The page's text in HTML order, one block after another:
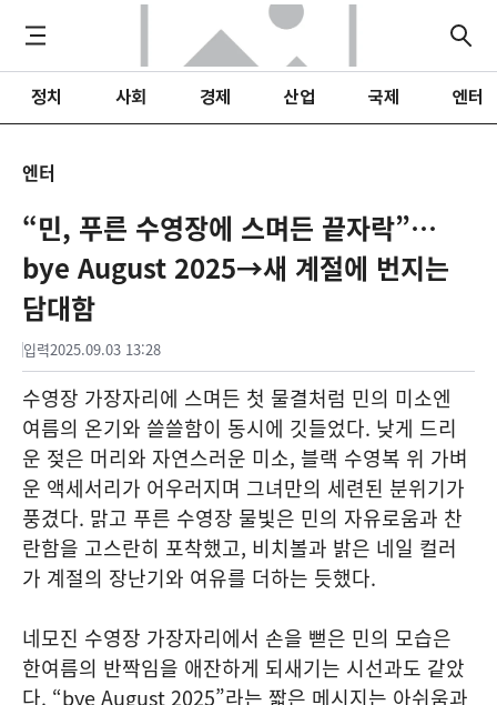
정치 사회 경제 산업 국제 엔터
엔터
“민, 푸른 수영장에 스며든 끝자락”…
bye August 2025→새 계절에 번지는
담대함
입력2025.09.03 13:28
수영장 가장자리에 스며든 첫 물결처럼 민의 미소엔
여름의 온기와 쓸쓸함이 동시에 깃들었다. 낮게 드리
운 젖은 머리와 자연스러운 미소, 블랙 수영복 위 가벼
운 액세서리가 어우러지며 그녀만의 세련된 분위기가
풍겼다. 맑고 푸른 수영장 물빛은 민의 자유로움과 찬
란함을 고스란히 포착했고, 비치볼과 밝은 네일 컬러
가 계절의 장난기와 여유를 더하는 듯했다.
네모진 수영장 가장자리에서 손을 뻗은 민의 모습은
한여름의 반짝임을 애잔하게 되새기는 시선과도 같았
다. “bye August 2025”라는 짧은 메시지는 아쉬움과